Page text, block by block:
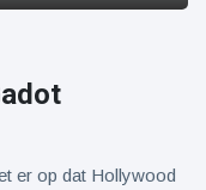
er op dat Hollywood